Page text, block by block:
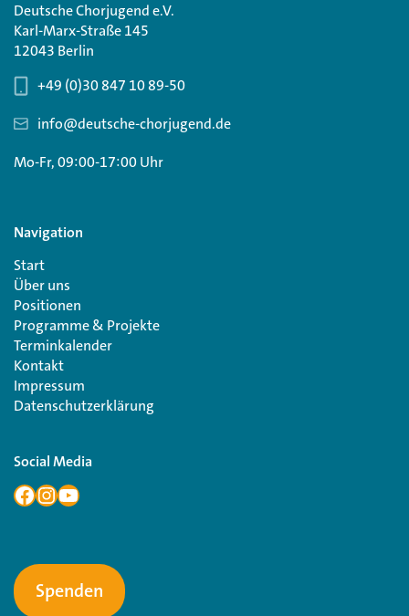
Deutsche Chorjugend e.V.
Karl-Marx-Straße 145
12043 Berlin
+49 (0)30 847 10 89-50
info@deutsche-chorjugend.de
Mo-Fr, 09:00-17:00 Uhr
Navigation
Start
Über uns
Positionen
Programme & Projekte
Terminkalender
Kontakt
Impressum
Datenschutzerklärung
Social Media
Spenden